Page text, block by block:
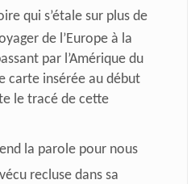
qui s’étale sur plus de
de l’Europe à la
par l’Amérique du
carte insérée au début
le tracé de cette
la parole pour nous
recluse dans sa